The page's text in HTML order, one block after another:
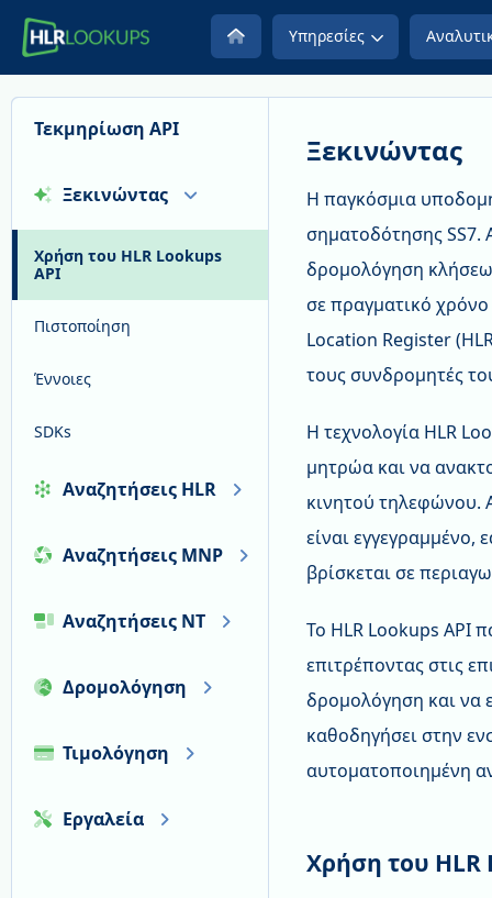
Υπηρεσίες
Τεκμηρίωση API
Ξεκινώντας
Χρήση του HLR Lookups
API
Πιστοποίηση
Έννοιες
SDKs
Αναζητήσεις HLR
Αναζητήσεις MNP
Αναζητήσεις NT
Δρομολόγηση
Τιμολόγηση
Εργαλεία
Ξεκινώντας
Η παγκόσμια
σηματοδότησης SS7.
δρομολόγηση
σε πραγματικό
Location Register
τους συνδρομητές
Η τεχνολογία HLR
μητρώα και να
κινητού τηλεφώνου.
είναι εγγεγραμμένο,
βρίσκεται σε
Το HLR Lookups API
επιτρέποντας στις
δρομολόγηση και να
καθοδηγήσει στην
αυτοματοποιημένη
Χρήση του HLR